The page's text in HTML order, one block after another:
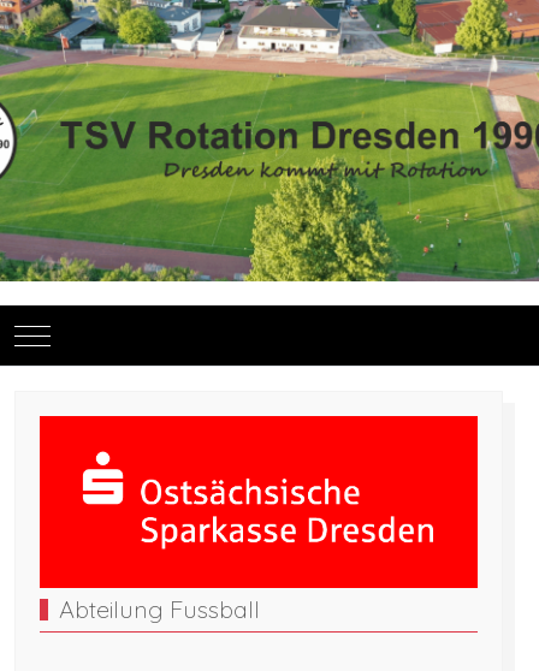
Mobile Menu Toggle
Abteilung Fussball